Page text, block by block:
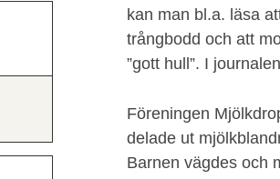
kan man bl.a. läsa
trångbodd och att
”gott hull”. I
Föreningen
delade ut
Barnen vägdes och